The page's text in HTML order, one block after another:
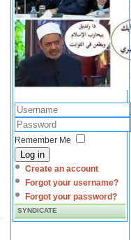
Remember Me
Log in
Create an account
Forgot your username?
Forgot your password?
SYNDICATE